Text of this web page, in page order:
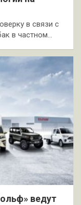
в связи с
в частном…
ведут